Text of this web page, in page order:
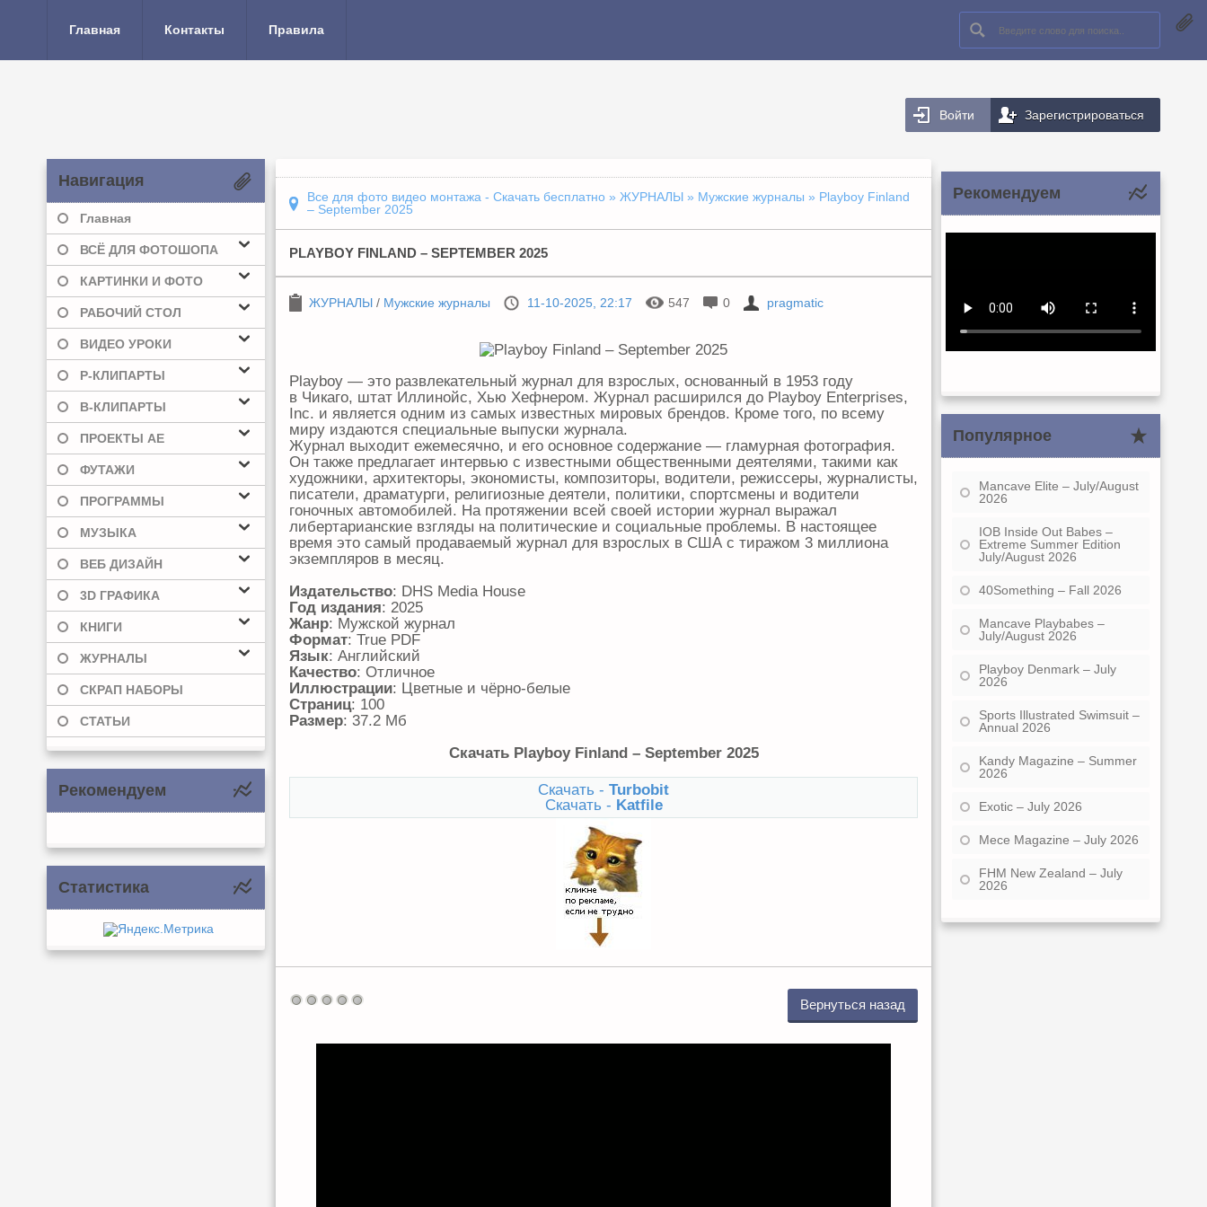
Главная Контакты Правила
Войти Зарегистрироваться
Навигация
Главная
ВСЁ ДЛЯ ФОТОШОПА
КАРТИНКИ И ФОТО
РАБОЧИЙ СТОЛ
ВИДЕО УРОКИ
Р-КЛИПАРТЫ
В-КЛИПАРТЫ
ПРОЕКТЫ AE
ФУТАЖИ
ПРОГРАММЫ
МУЗЫКА
ВЕБ ДИЗАЙН
3D ГРАФИКА
КНИГИ
ЖУРНАЛЫ
СКРАП НАБОРЫ
СТАТЬИ
Рекомендуем
Статистика
Все для фото видео монтажа - Скачать бесплатно » ЖУРНАЛЫ » Мужские журналы » Playboy Finland
– September 2025
PLAYBOY FINLAND – SEPTEMBER 2025
ЖУРНАЛЫ / Мужские журналы 11-10-2025, 22:17 547 0 pragmatic
Playboy — это развлекательный журнал для взрослых, основанный в 1953 году
в Чикаго, штат Иллинойс, Хью Хефнером. Журнал расширился до Playboy Enterprises,
Inc. и является одним из самых известных мировых брендов. Кроме того, по всему
миру издаются специальные выпуски журнала.
Журнал выходит ежемесячно, и его основное содержание — гламурная фотография.
Он также предлагает интервью с известными общественными деятелями, такими как
художники, архитекторы, экономисты, композиторы, водители, режиссеры, журналисты,
писатели, драматурги, религиозные деятели, политики, спортсмены и водители
гоночных автомобилей. На протяжении всей своей истории журнал выражал
либертарианские взгляды на политические и социальные проблемы. В настоящее
время это самый продаваемый журнал для взрослых в США с тиражом 3 миллиона
экземпляров в месяц.
Издательство: DHS Media House
Год издания: 2025
Жанр: Мужской журнал
Формат: True PDF
Язык: Английский
Качество: Отличное
Иллюстрации: Цветные и чёрно-белые
Страниц: 100
Размер: 37.2 Мб
Скачать Playboy Finland – September 2025
Скачать - Turbobit
Скачать - Katfile
Вернуться назад
Рекомендуем
Популярное
Mancave Elite – July/August
2026
IOB Inside Out Babes –
Extreme Summer Edition
July/August 2026
40Something – Fall 2026
Mancave Playbabes –
July/August 2026
Playboy Denmark – July
2026
Sports Illustrated Swimsuit –
Annual 2026
Kandy Magazine – Summer
2026
Exotic – July 2026
Mece Magazine – July 2026
FHM New Zealand – July
2026